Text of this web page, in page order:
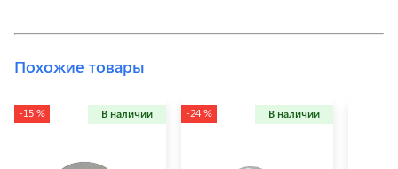
Похожие товары
-15 % В наличии -24 % В наличии